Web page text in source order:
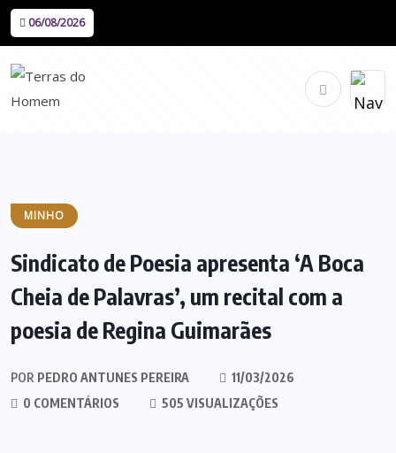
06/08/2026
MINHO
Sindicato de Poesia apresenta ‘A Boca
Cheia de Palavras’, um recital com a
poesia de Regina Guimarães
POR PEDRO ANTUNES PEREIRA
11/03/2026
0 COMENTÁRIOS
505 VISUALIZAÇÕES